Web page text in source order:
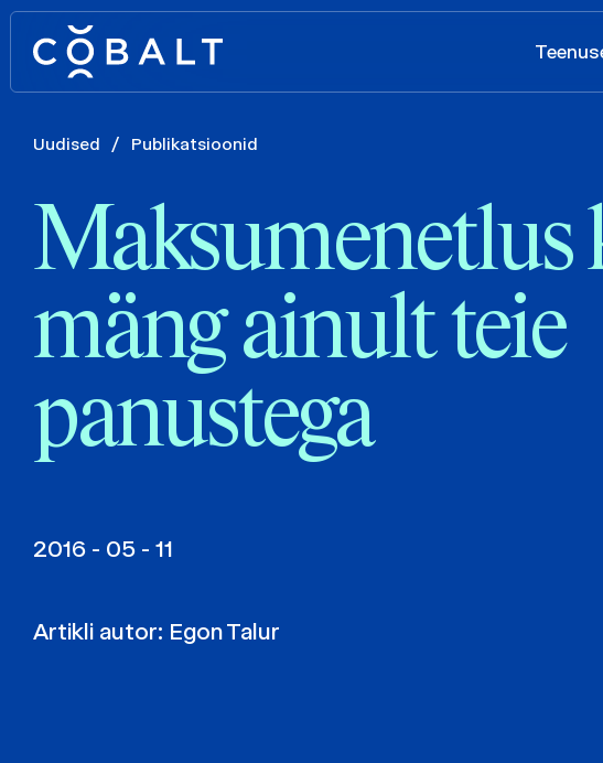
Uudised / Publikatsioonid
Maksumenetlus
mäng ainult teie
panustega
2016 - 05 - 11
Artikli autor: Egon Talur